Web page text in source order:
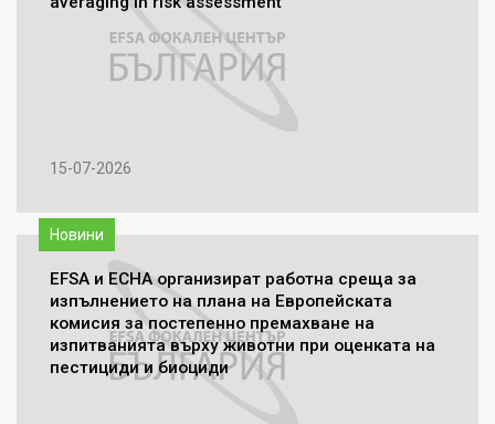
15-07-2026
Новини
EFSA и ECHA организират работна среща за
изпълнението на плана на Европейската
комисия за постепенно премахване на
изпитванията върху животни при оценката на
пестициди и биоциди